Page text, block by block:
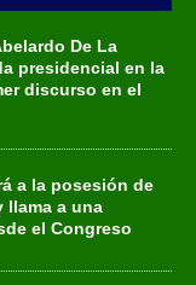
De La
presidencial en la
discurso en el
a la posesión de
llama a una
el Congreso